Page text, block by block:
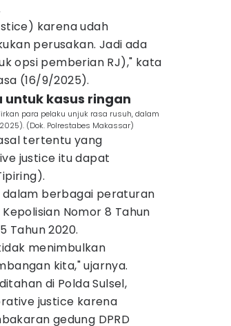
karena udah
perusakan. Jadi ada
opsi pemberian RJ)," kata
(16/9/2025).
untuk kasus ringan
para pelaku unjuk rasa rusuh, dalam
(Dok. Polrestabes Makassar)
tertentu yang
justice itu dapat
berbagai peraturan
Nomor 8 Tahun
Tahun 2020.
menimbulkan
kita," ujarnya.
di Polda Sulsel,
justice karena
gedung DPRD